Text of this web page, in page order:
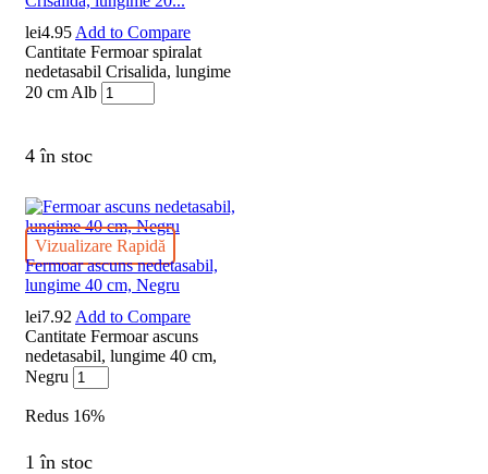
lei4.95 Add to Compare
Cantitate Fermoar spiralat
nedetasabil Crisalida, lungime
20 cm Alb
4 în stoc
Vizualizare Rapidă
Fermoar ascuns nedetasabil,
lungime 40 cm, Negru
lei7.92 Add to Compare
Cantitate Fermoar ascuns
nedetasabil, lungime 40 cm,
Negru
Redus 16%
1 în stoc